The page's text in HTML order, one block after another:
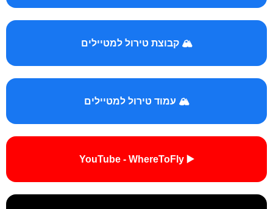
🏔️ קבוצת טירול למטיילים
🏔️ עמוד טירול למטיילים
▶️ YouTube - WhereToFly